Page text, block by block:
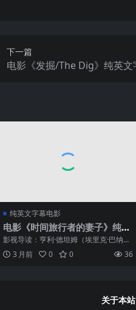
下一篇
电影《发掘/The Dig》纯英
纯英文字幕电影
电影《时间旅行者的妻子》纯英
文字幕高清MP4下载
影视导读：亨利·德坦姆（埃里克·巴纳
饰）是一名图书馆管理员，他患有罕见
的时间错位症——他无法控制自己何时
3 月前 0 0 36
关于本站